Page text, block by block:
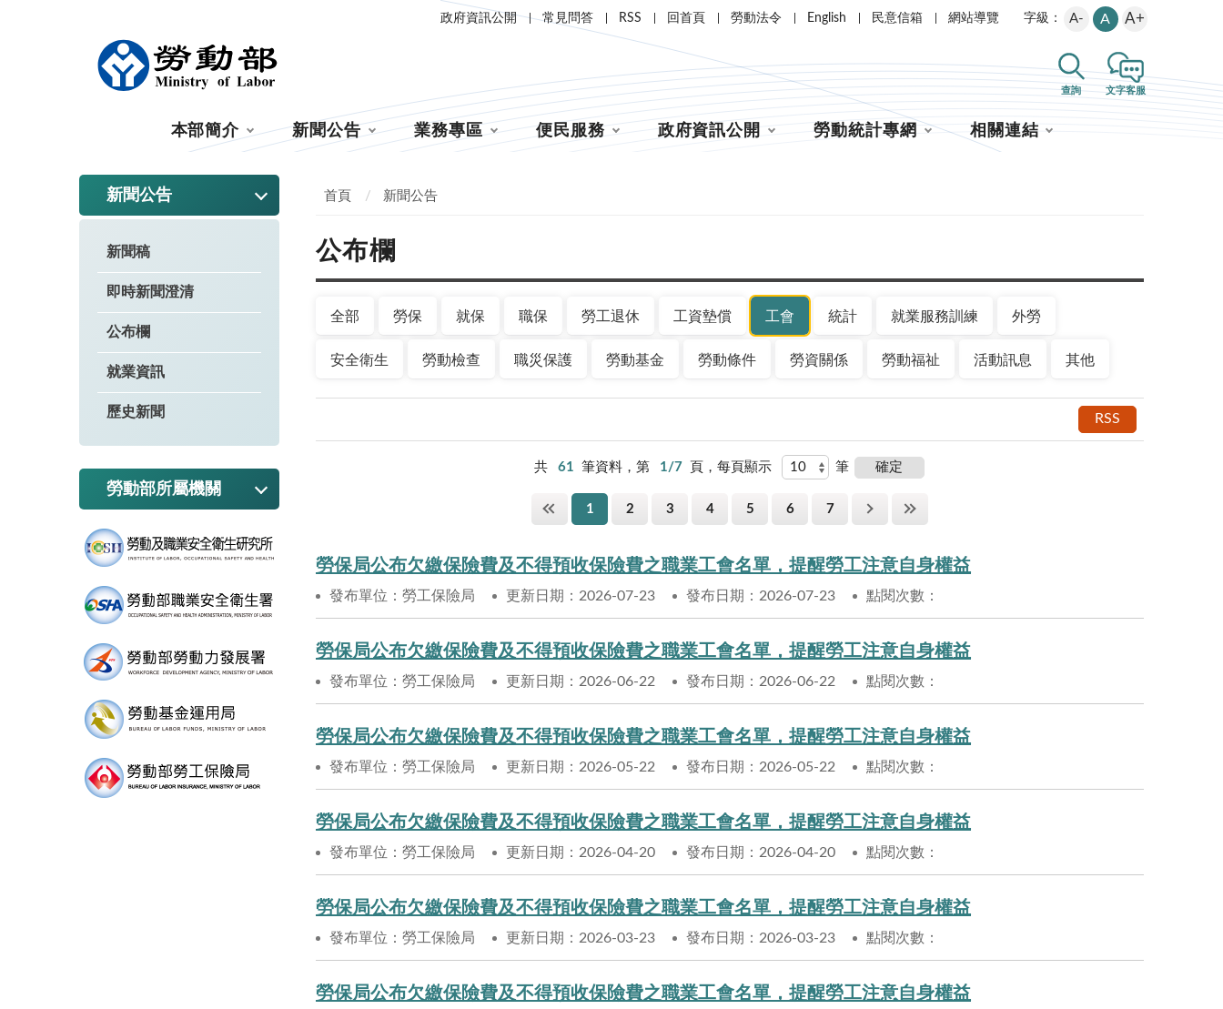
政府資訊公開 常見問答 RSS 回首頁 勞動法令 English 民意信箱 網站導覽 字級： A- A A+
查詢 文字客服
本部簡介 新聞公告 業務專區 便民服務 政府資訊公開 勞動統計專網 相關連結
新聞公告
新聞稿
即時新聞澄清
公布欄
就業資訊
歷史新聞
勞動部所屬機關
首頁 新聞公告
公布欄
全部 勞保 就保 職保 勞工退休 工資墊償 工會 統計 就業服務訓練 外勞
安全衛生 勞動檢查 職災保護 勞動基金 勞動條件 勞資關係 勞動福祉 活動訊息 其他
RSS
共 61 筆資料，第 1/7 頁，每頁顯示 筆
1 2 3 4 5 6 7
勞保局公布欠繳保險費及不得預收保險費之職業工會名單，提醒勞工注意自身權益
發布單位：勞工保險局 更新日期：2026-07-23 發布日期：2026-07-23 點閱次數：
勞保局公布欠繳保險費及不得預收保險費之職業工會名單，提醒勞工注意自身權益
發布單位：勞工保險局 更新日期：2026-06-22 發布日期：2026-06-22 點閱次數：
勞保局公布欠繳保險費及不得預收保險費之職業工會名單，提醒勞工注意自身權益
發布單位：勞工保險局 更新日期：2026-05-22 發布日期：2026-05-22 點閱次數：
勞保局公布欠繳保險費及不得預收保險費之職業工會名單，提醒勞工注意自身權益
發布單位：勞工保險局 更新日期：2026-04-20 發布日期：2026-04-20 點閱次數：
勞保局公布欠繳保險費及不得預收保險費之職業工會名單，提醒勞工注意自身權益
發布單位：勞工保險局 更新日期：2026-03-23 發布日期：2026-03-23 點閱次數：
勞保局公布欠繳保險費及不得預收保險費之職業工會名單，提醒勞工注意自身權益